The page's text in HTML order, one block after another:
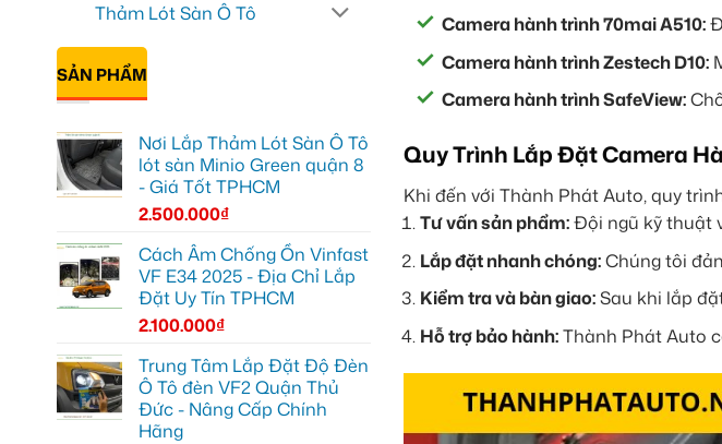
Thảm Lót Sàn Ô Tô
SẢN PHẨM
Nơi Lắp Thảm Lót Sàn Ô Tô
lót sàn Minio Green quận 8
- Giá Tốt TPHCM
2.500.000₫
Cách Âm Chống Ồn Vinfast
VF E34 2025 - Địa Chỉ Lắp
Đặt Uy Tín TPHCM
2.100.000₫
Trung Tâm Lắp Đặt Độ Đèn
Ô Tô đèn VF2 Quận Thủ
Đức - Nâng Cấp Chính
Hãng
Camera hành trình 70mai A510:
Camera hành trình Zestech D10:
Camera hành trình SafeView:
Quy Trình Lắp Đặt Camera
Khi đến với Thành Phát Auto, quy
Tư vấn sản phẩm:Đội ngũ kỹ thuật
Lắp đặt nhanh chóng:Chúng tôi
Kiểm tra và bàn giao:Sau khi lắp
Hỗ trợ bảo hành:Thành Phát Auto